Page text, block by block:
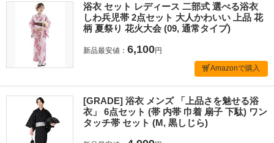
浴衣 セット レディース 二部式 選べる浴衣
しわ兵児帯 2点セット 大人かわいい 上品 花
柄 夏祭り 花火大会 (09, 通常タイプ)
新品最安値： 6,100円
Amazonで購入
[GRADE] 浴衣 メンズ 「上品さを魅せる浴
衣」 6点セット (帯 内帯 巾着 扇子 下駄) ワン
タッチ帯 セット (M, 黒しじら)